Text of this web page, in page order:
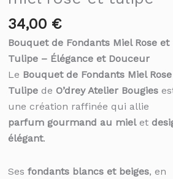
34,00 €
Bouquet de Fondants Miel Rose et
Tulipe – Élégance et Douceur
Le Bouquet de Fondants Miel
Tulipede O’drey Atelier Bougies
une création raffinée qui allie
parfum gourmand au mielet
élégant.
Ses fondants blancs et beiges, en